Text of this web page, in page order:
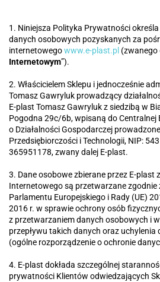
1. Niniejsza Polityka Prywatności
danych osobowych pozyskanych za
internetowegowww.e-plast.pl (zwanego
Internetowym”).
2. Właścicielem Sklepu i jednocześnie
Tomasz Gawryluk prowadzący
E-plast Tomasz Gawryluk z siedzibą w
Pogodna 29c/6b, wpisaną do Centralnej
o Działalności Gospodarczej
Przedsiębiorczości i Technologii, NIP:
365951178, zwany dalej E-plast.
3. Dane osobowe zbierane przez E-plast
Internetowego są przetwarzane zgodnie
Parlamentu Europejskiego i Rady (UE)
2016 r. w sprawie ochrony osób
z przetwarzaniem danych osobowych i
przepływu takich danych oraz
(ogólne rozporządzenie o ochronie
4. E-plast dokłada szczególnej
prywatności Klientów odwiedzających